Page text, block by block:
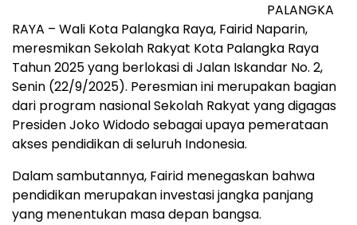
PALANGKA
RAYA – Wali Kota Palangka Raya, Fairid Naparin,
meresmikan Sekolah Rakyat Kota Palangka Raya
Tahun 2025 yang berlokasi di Jalan Iskandar No. 2,
Senin (22/9/2025). Peresmian ini merupakan bagian
dari program nasional Sekolah Rakyat yang digagas
Presiden Joko Widodo sebagai upaya pemerataan
akses pendidikan di seluruh Indonesia.
Dalam sambutannya, Fairid menegaskan bahwa
pendidikan merupakan investasi jangka panjang
yang menentukan masa depan bangsa.